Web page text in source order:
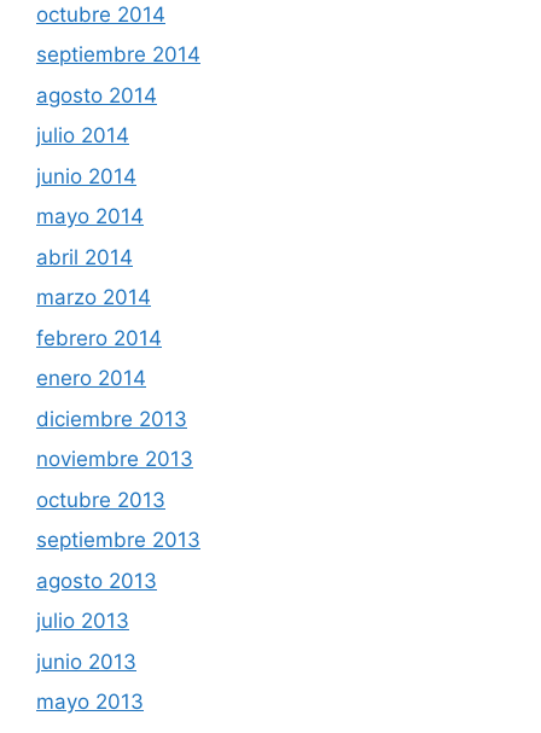
octubre 2014
septiembre 2014
agosto 2014
julio 2014
junio 2014
mayo 2014
abril 2014
marzo 2014
febrero 2014
enero 2014
diciembre 2013
noviembre 2013
octubre 2013
septiembre 2013
agosto 2013
julio 2013
junio 2013
mayo 2013